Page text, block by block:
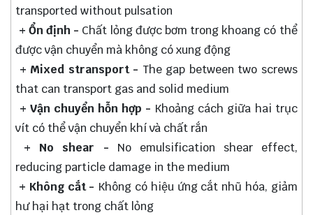
transported without pulsation
+ Ổn định - Chất lỏng được bơm trong khoang có thể
được vận chuyển mà không có xung động
+ Mixed stransport - The gap between two screws
that can transport gas and solid medium
+ Vận chuyển hỗn hợp - Khoảng cách giữa hai trục
vít có thể vận chuyển khí và chất rắn
+ No shear - No emulsification shear effect,
reducing particle damage in the medium
+ Không cắt - Không có hiệu ứng cắt nhũ hóa, giảm
hư hại hạt trong chất lỏng